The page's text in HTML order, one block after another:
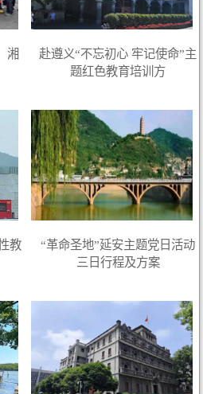
湘
赴遵义“不忘初心 牢记使命”主
题红色教育培训方
教
“革命圣地”延安主题党日活动
三日行程及方案